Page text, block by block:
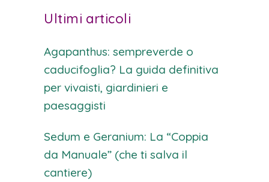
Ultimi articoli
Agapanthus: sempreverde o
caducifoglia? La guida definitiva
per vivaisti, giardinieri e
paesaggisti
Sedum e Geranium: La “Coppia
da Manuale” (che ti salva il
cantiere)